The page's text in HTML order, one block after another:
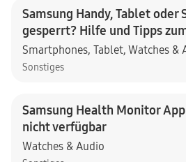
Samsung Handy, Tablet oder
gesperrt? Hilfe und Tipps
Smartphones, Tablet, Watches &
Sonstiges
Samsung Health Monitor
nicht verfügbar
Watches & Audio